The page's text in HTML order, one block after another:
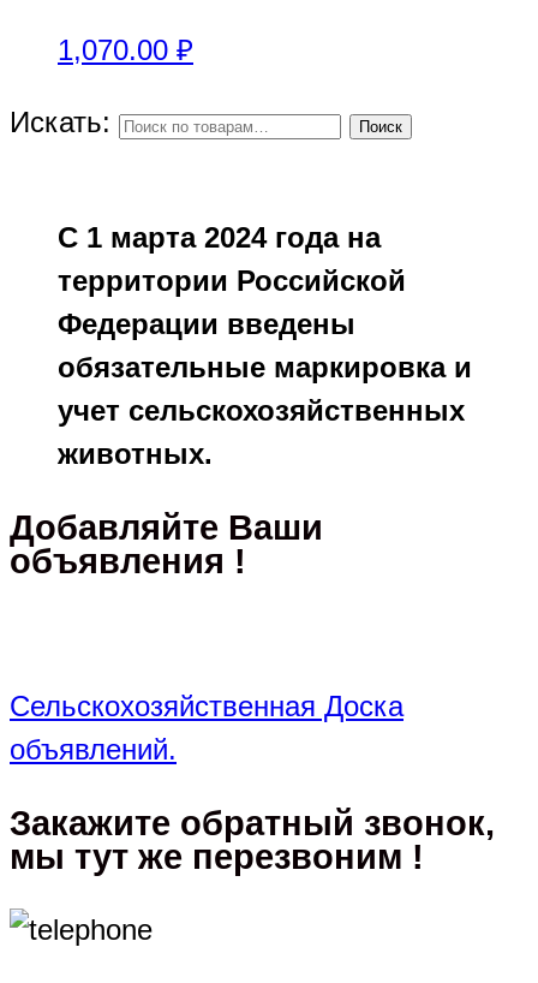
1,070.00 ₽
Искать: Поиск
С 1 марта 2024 года на
территории Российской
Федерации введены
обязательные маркировка и
учет сельскохозяйственных
животных.
Добавляйте Ваши
объявления !
Сельскохозяйственная Доска
объявлений.
Закажите обратный звонок,
мы тут же перезвоним !